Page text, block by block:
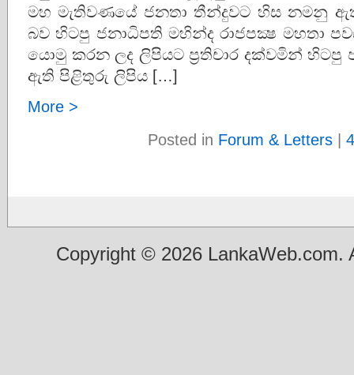
මහ මැතිවණයේ ජනතා තීන්දුවට හිස නමනු
බව හිටපු ජනාධිපති මහින්ද රාජපක්‍ෂ මහතා
යොමු කරන ලද ලිපියට ප‍්‍රතිචාර දක්වමින්
ඇති පිළිතුරු ලිපිය […]
More >
Posted in Forum & Letters|
Copyright © 2026 LankaWeb.com.